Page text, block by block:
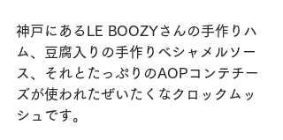
神戸にあるLE BOOZYさんの手作りハ
ム、豆腐入りの手作りベシャメルソー
ス、それとたっぷりのAOPコンテチー
ズが使われたぜいたくなクロックムッ
シュです。